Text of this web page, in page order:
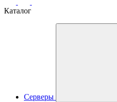
Каталог
Серверы